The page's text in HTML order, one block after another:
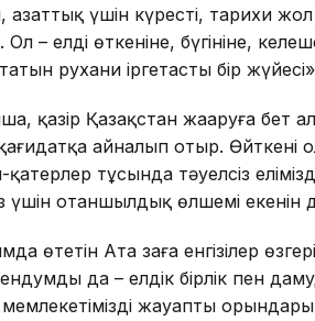
азаттық үшін күресті, тарихи
Ол – елдің өткеніне, бүгініне,
рухани іргетастың бір
қазір Қазақстан жаңаруға бет
қағидатқа айналып отыр. Өйткені
қатерлер тұсында тәуелсіз
үшін отаншылдық өлшемі екенін
өтетін Ата заңға енгізілер
да – елдік бірлік пен
жауапты